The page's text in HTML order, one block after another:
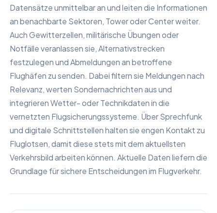
Datensätze unmittelbar an und leiten die Informationen
an benachbarte Sektoren, Tower oder Center weiter.
Auch Gewitterzellen, militärische Übungen oder
Notfälle veranlassen sie, Alternativstrecken
festzulegen und Abmeldungen an betroffene
Flughäfen zu senden. Dabei filtern sie Meldungen nach
Relevanz, werten Sondernachrichten aus und
integrieren Wetter- oder Technikdaten in die
vernetzten Flugsicherungssysteme. Über Sprechfunk
und digitale Schnittstellen halten sie engen Kontakt zu
Fluglotsen, damit diese stets mit dem aktuellsten
Verkehrsbild arbeiten können. Aktuelle Daten liefern die
Grundlage für sichere Entscheidungen im Flugverkehr.